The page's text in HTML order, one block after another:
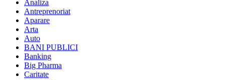
Analiza
Antreprenoriat
Aparare
Arta
Auto
BANI PUBLICI
Banking
Big Pharma
Caritate